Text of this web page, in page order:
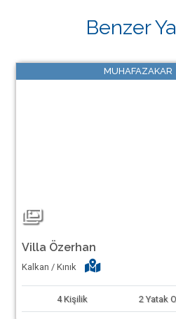
Benzer
Villa Özerhan
Kalkan / Kınık
4 Kişilik 2 Yatak